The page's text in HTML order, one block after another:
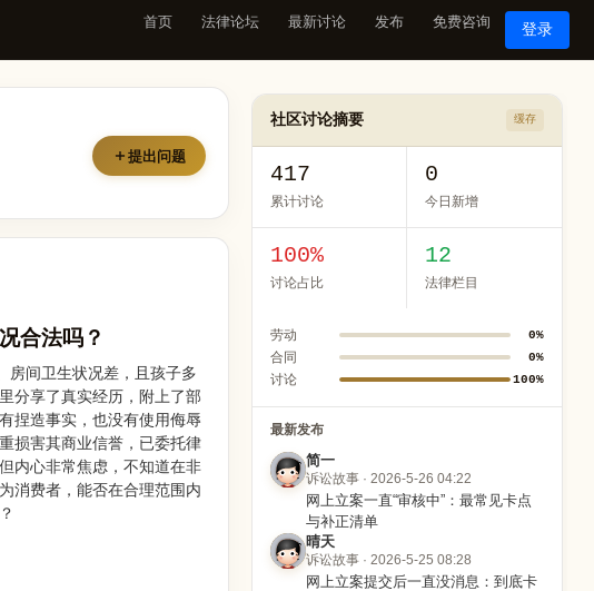
首页 法律论坛 最新讨论 发布 免费咨询 登录
提出问题
合法吗？
房间卫生状况差，且孩子多
分享了真实经历，附上了部
捏造事实，也没有使用侮辱
损害其商业信誉，已委托律
内心非常焦虑，不知道在非
消费者，能否在合理范围内
社区讨论摘要 缓存
417
累计讨论
0
今日新增
100%
讨论占比
12
法律栏目
劳动 0%
合同 0%
讨论 100%
最新发布
简一
诉讼故事 · 2026-5-26 04:22
网上立案一直“审核中”：最常见卡点
与补正清单
晴天
诉讼故事 · 2026-5-25 08:28
网上立案提交后一直没消息：到底卡